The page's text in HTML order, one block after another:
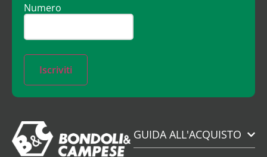
Numero
Iscriviti
GUIDA ALL'ACQUISTO